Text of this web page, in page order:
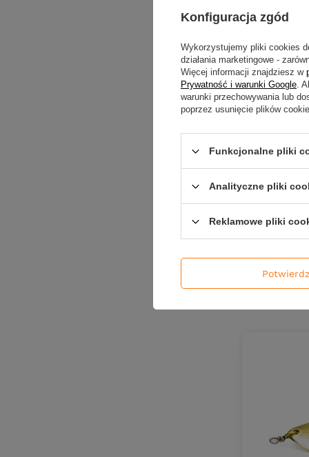
Obrotówka
21,90
Kup za:
Ilość
Konfiguracja zgód
Wykorzystujemy pliki cookies
działania marketingowe -
Więcej informacji znajdziesz w
Prywatność i warunki Google.
warunki przechowywania lub
poprzez usunięcie plików
Funkcjonalne pliki
Analityczne pliki
Reklamowe pliki